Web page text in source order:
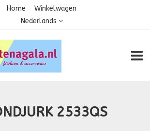
Home
Winkelwagen
Nederlands
2533QS